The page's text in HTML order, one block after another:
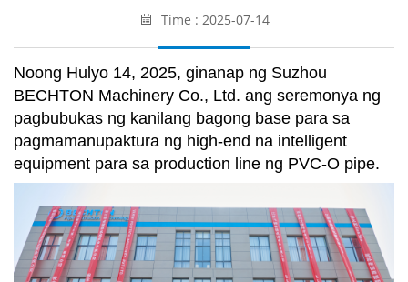
Time : 2025-07-14
Noong Hulyo 14, 2025, ginanap ng Suzhou
BECHTON Machinery Co., Ltd. ang seremonya ng
pagbubukas ng kanilang bagong base para sa
pagmamanupaktura ng high-end na intelligent
equipment para sa production line ng PVC-O pipe.